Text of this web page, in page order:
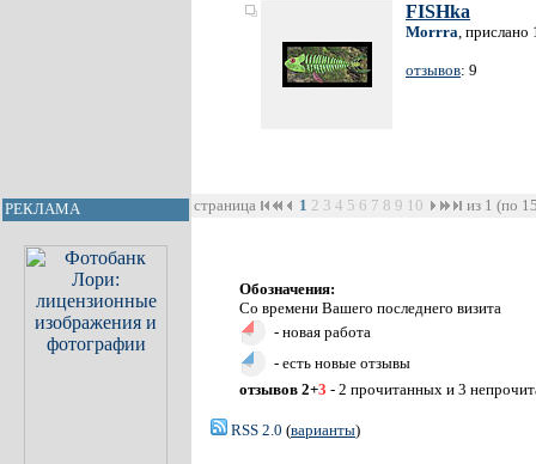
РЕКЛАМА
FISHka
Morrra, прислано
отзывов: 9
страница 1 2 3 4 5 6 7 8 9 10 из 1 (по
Обозначения:
Со времени Вашего последнего визита
- новая работа
- есть новые отзывы
отзывов 2+3 - 2 прочитанных и 3
RSS 2.0 (варианты)